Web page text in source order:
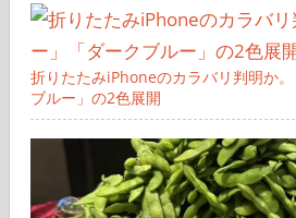
折りたたみiPhoneのカラバリ判明か
ブルー」の2色展開